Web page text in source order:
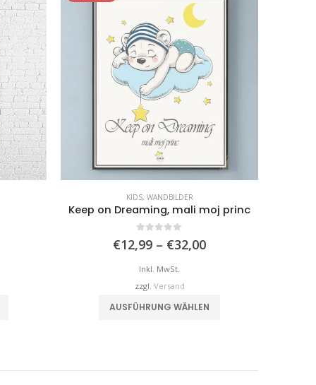
princ
KÜCHE ,WANDBILDER
Golden Bujrum
€12,99 – €32,00Preisspanne:
Inkl. MwSt.
zzgl. Versand
AUSFÜHRUNG WÄHLEN